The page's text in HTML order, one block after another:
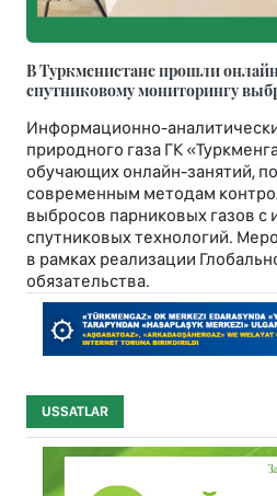
В Туркменистане прошли
спутниковому мониторингу
Информационно-
природного газа ГК
обучающих онлайн-занятий,
современным методам
выбросов парниковых газов с
спутниковых технологий.
в рамках реализации
обязательства.
USSATLAR